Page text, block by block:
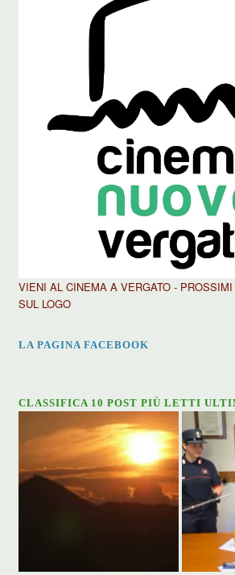
VIENI AL CINEMA A VERGATO -
SUL LOGO
LA PAGINA FACEBOOK
CLASSIFICA 10 POST PIÙ LETTI